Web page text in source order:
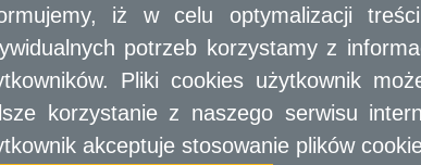
Ochrona Środowiska
Oświata
Podatki i opłaty lokalne
Polityka lokalowa
Polityka społeczna
Skargi i wnioski
Sport i Rekreacja
Opis skrócony
Uzyskanie
stwierdzić,
otrzymać
30 ust. 1
1073).
Możliwe jest
iż w celu optymalizacji
potrzeb korzystamy z
Pliki cookies użytkownik
korzystanie z naszego serwisu
akceptuje stosowanie plików